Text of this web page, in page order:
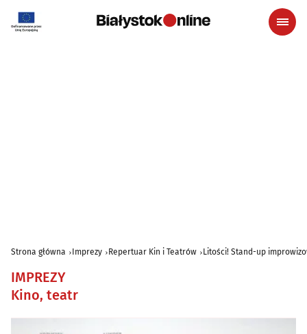
Strona główna Imprezy Repertuar Kin i Teatrów Litości! Stand-up
IMPREZY
Kino, teatr